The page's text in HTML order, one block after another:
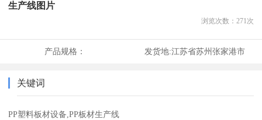
生产线图片
浏览次数： 271次
产品规格： 发货地:江苏省苏州张家港市
关键词
PP塑料板材设备,PP板材生产线